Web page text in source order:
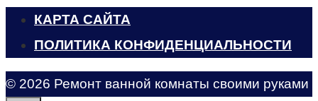
КАРТА САЙТА
ПОЛИТИКА КОНФИДЕНЦИАЛЬНОСТИ
© 2026 Ремонт ванной комнаты своими руками